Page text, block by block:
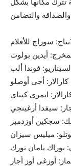
والتضامن
سوراج للأفلام
أيدين بولوت
فوندا ألب
أجى أوصلو
ايمرى كيناي
سيفدا أرغينجي
سجكين أوزدمير
ميليس سيزان
بوراك يامان تورك
أوزغى أوز أجار